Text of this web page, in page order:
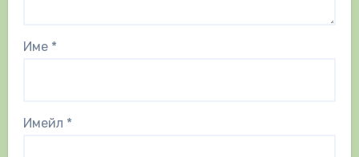
Име *
Имейл *